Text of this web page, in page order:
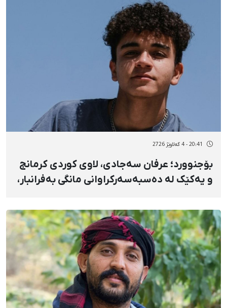
20:41 - 4 گەلاوێژ 2726
بۆجنوورد؛ عرفان سەجادی، لاوی کوردی کرمانج
و یەکێک لە دەسبەسەرکراوانی مانگی بەفرانبار،
سزای نەختیی بەسەردا سەپێنرا